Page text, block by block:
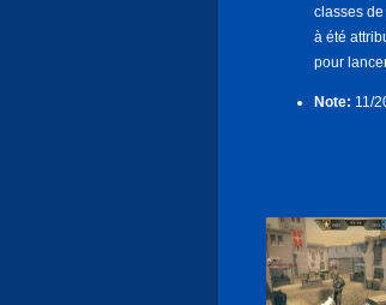
classes
à été
pour
Note: 11/